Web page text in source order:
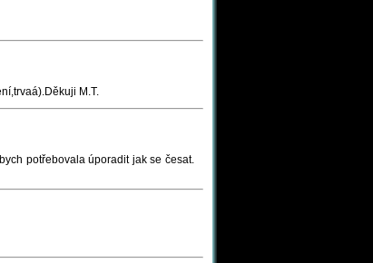
M.T.
potřebovala úporadit jak se česat.